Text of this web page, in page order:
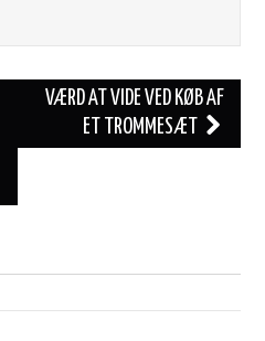
VÆRD AT VIDE VED KØB AF
ET TROMMESÆT